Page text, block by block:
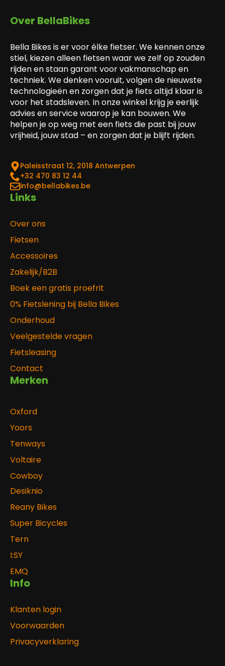
Over BellaBikes
Bella Bikes is er voor élke fietser. We kennen onze
stiel, kiezen alleen fietsen waar we zelf op zouden
rijden en staan garant voor vakmanschap en
techniek. We denken vooruit, volgen de nieuwste
technologieën en zorgen dat je fiets altijd klaar is
voor het stadsleven. In onze winkel krijg je eerlijk
advies en service waarop je kan bouwen. We
helpen je op weg met een fiets die past bij jouw
vrijheid, jouw stad – en zorgen dat je blijft rijden.
Paleisstraat 12, 2018 Antwerpen
‎+32 470 83 12 44
info@bellabikes.be
Links
Over ons
Fietsen
Accessoires
Zakelijk/B2B
Boek een gratis proefrit
0% Fietslening bij Bella Bikes
Onderhoud
Veelgestelde vragen
Fietsleasing
Contact
Merken
Oxford
Yoors
Tenways
Voltaire
Cowboy
Desiknio
Reany Bikes
Super Bicycles
Tern
I:SY
EMQ
Info
Klanten login
Voorwaarden
Privacyverklaring